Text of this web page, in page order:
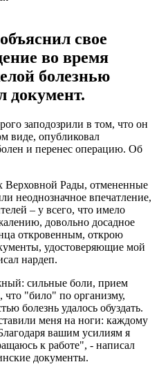
свое
во время
болезнью
документ.
заподозрили в том, что он
виде, опубликовал
и перенес операцию. Об
Верховной Рады, отмененные
неоднозначное впечатление,
– у всего, что имело
довольно досадное
откровенным, открою
удостоверяющие мой
нардеп.
сильные боли, прием
что "било" по организму,
болезнь удалось обуздать.
меня на ноги: каждому
вашим усилиям я
к работе", - написал
документы.